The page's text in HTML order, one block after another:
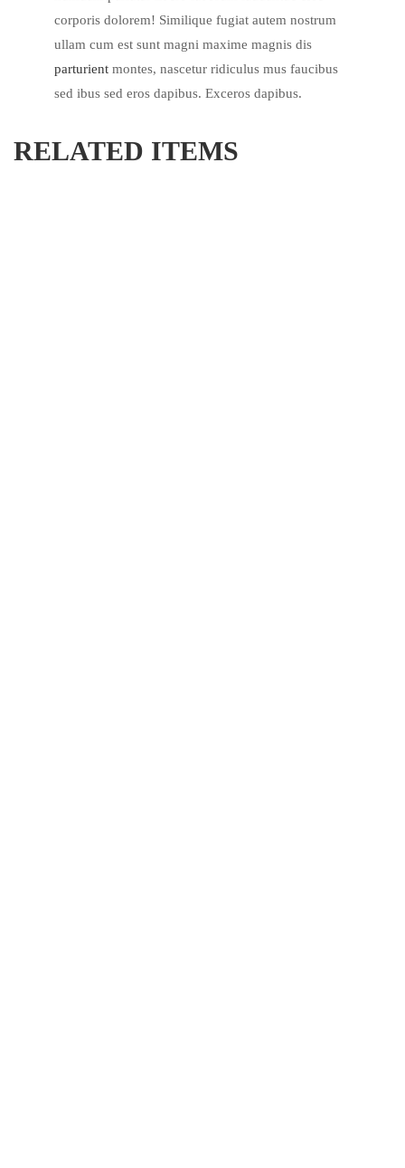
corporis dolorem! Similique fugiat autem nostrum
ullam cum est sunt magni maxime magnis dis
parturient montes, nascetur ridiculus mus faucibus
sed ibus sed eros dapibus. Exceros dapibus.
RELATED ITEMS